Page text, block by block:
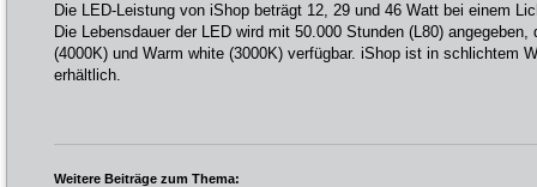
Die LED-Leistung von iShop beträgt 12, 29 und 46 Watt bei einem
Die Lebensdauer der LED wird mit 50.000 Stunden (L80)
(4000K) und Warm white (3000K) verfügbar. iShop ist in schlichtem
erhältlich.
Weitere Beiträge zum Thema: